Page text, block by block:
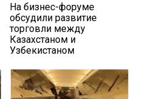
На бизнес-форуме
обсудили развитие
торговли между
Казахстаном и
Узбекистаном